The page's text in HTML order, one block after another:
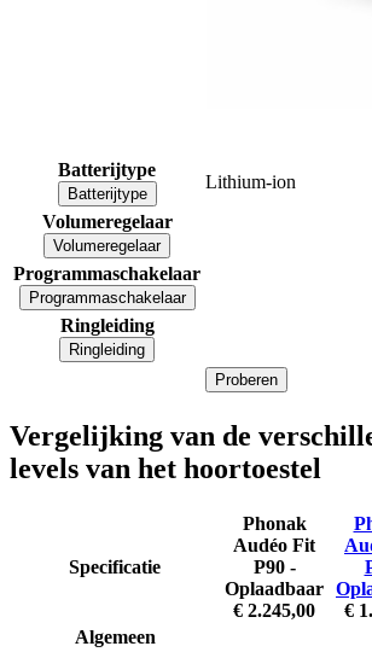
Batterijtype
Batterijtype
Lithium-ion
Volumeregelaar
Volumeregelaar
Programmaschakelaar
Programmaschakelaar
Ringleiding
Ringleiding
Proberen
Vergelijking van de
levels van het hoortoestel
Specificatie
Phonak
Audéo Fit
P90 -
Oplaadbaar
€ 2.245,00
€
Algemeen